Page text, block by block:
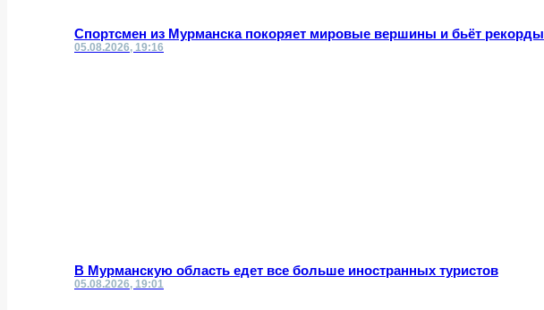
Спортсмен из Мурманска покоряет мировые вершины и бьёт рекорды
05.08.2026, 19:16
В Мурманскую область едет все больше иностранных туристов
05.08.2026, 19:01